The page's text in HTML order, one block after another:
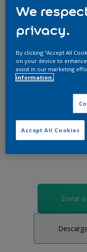
Productos
No has agregado
estés en el detalle
Enviar
We
privacy.
By clicking “Accept All
on your device to
assist in our marketing
information.
Accept All Cookies